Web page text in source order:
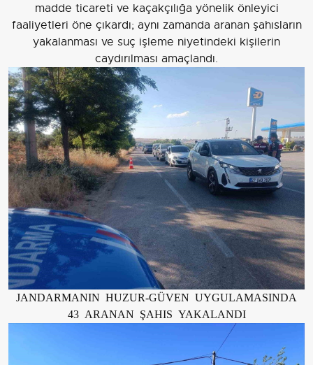
madde ticareti ve kaçakçılığa yönelik önleyici
faaliyetleri öne çıkardı; aynı zamanda aranan şahısların
yakalanması ve suç işleme niyetindeki kişilerin
caydırılması amaçlandı.
JANDARMANIN HUZUR-GÜVEN UYGULAMASINDA
43 ARANAN ŞAHIS YAKALANDI